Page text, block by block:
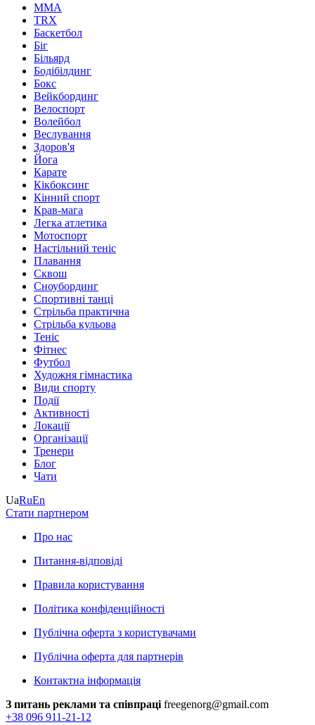
MMA
TRX
Баскетбол
Біг
Більярд
Бодібілдинг
Бокс
Вейкбординг
Велоспорт
Волейбол
Веслування
Здоров'я
Йога
Карате
Кікбоксинг
Кінний спорт
Крав-мага
Легка атлетика
Мотоспорт
Настільний теніс
Плавання
Сквош
Сноубординг
Спортивні танці
Стрільба практична
Стрільба кульова
Теніс
Фітнес
Футбол
Художня гімнастика
Види спорту
Події
Активності
Локації
Організації
Тренери
Блог
Чати
UaRuEn
Стати партнером
Про нас
Питання-відповіді
Правила користування
Політика конфіденційності
Публічна оферта з користувачами
Публічна оферта для партнерів
Контактна інформація
З питань реклами та співпраці freegenorg@gmail.com
+38 096 911-21-12